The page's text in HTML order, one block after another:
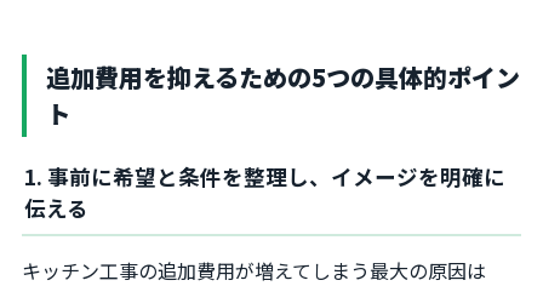
追加費用を抑えるための5つの具体的ポイン
ト
1. 事前に希望と条件を整理し、イメージを明確に
伝える
キッチン工事の追加費用が増えてしまう最大の原因は